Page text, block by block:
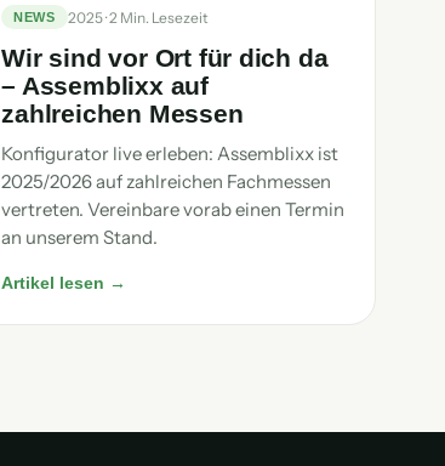
NEWS 2025 · 2 Min. Lesezeit
Wir sind vor Ort für dich da
– Assemblixx auf
zahlreichen Messen
Konfigurator live erleben: Assemblixx ist
2025/2026 auf zahlreichen Fachmessen
vertreten. Vereinbare vorab einen Termin
an unserem Stand.
Artikel lesen →